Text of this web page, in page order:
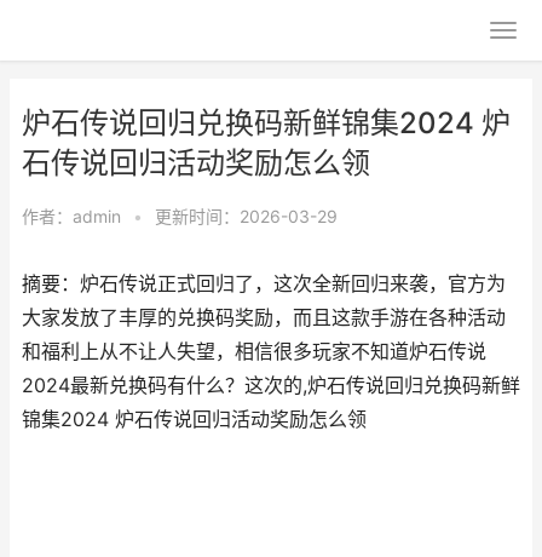
炉石传说回归兑换码新鲜锦集2024 炉
石传说回归活动奖励怎么领
作者： admin • 更新时间：2026-03-29
摘要：炉石传说正式回归了，这次全新回归来袭，官方为
大家发放了丰厚的兑换码奖励，而且这款手游在各种活动
和福利上从不让人失望，相信很多玩家不知道炉石传说
2024最新兑换码有什么？这次的,炉石传说回归兑换码新鲜
锦集2024 炉石传说回归活动奖励怎么领